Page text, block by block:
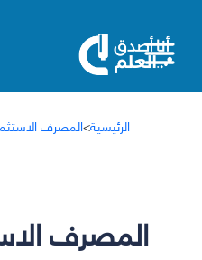
الرئيسية>المصرف
المصرف